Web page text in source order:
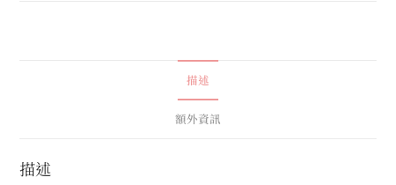
描述
額外資訊
描述